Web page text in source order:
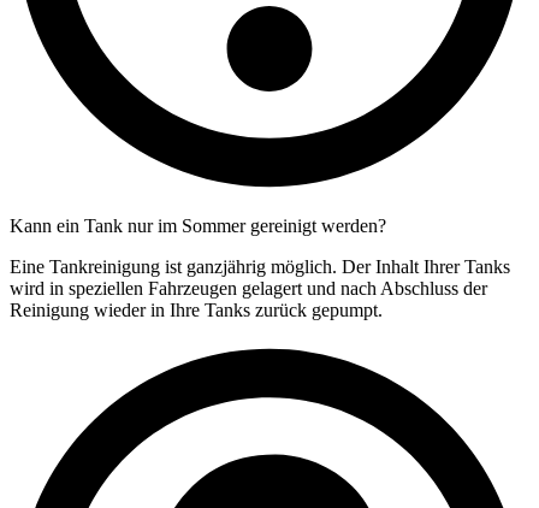
Kann ein Tank nur im Sommer gereinigt werden?
Eine Tankreinigung ist ganzjährig möglich. Der Inhalt Ihrer Tanks
wird in speziellen Fahrzeugen gelagert und nach Abschluss der
Reinigung wieder in Ihre Tanks zurück gepumpt.